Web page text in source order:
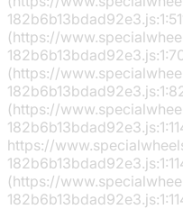
(https://
(https://
(https://
https://
(https://